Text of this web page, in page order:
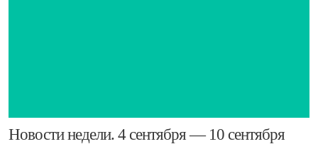
​Новости недели. 4 сентября — 10 сентября